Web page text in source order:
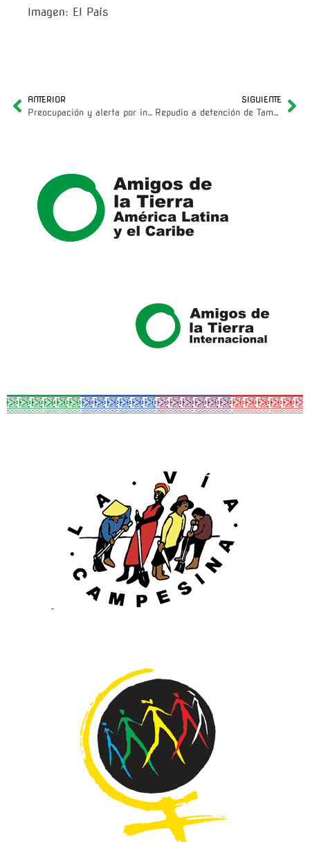
Imagen: El País
ANTERIOR
Preocupación y alerta por incendios en la Amazonia, y criminalización a organizaciones ambientalistas
SIGUIENTE
Repudio a detención de Tamara Muñoz en Chile